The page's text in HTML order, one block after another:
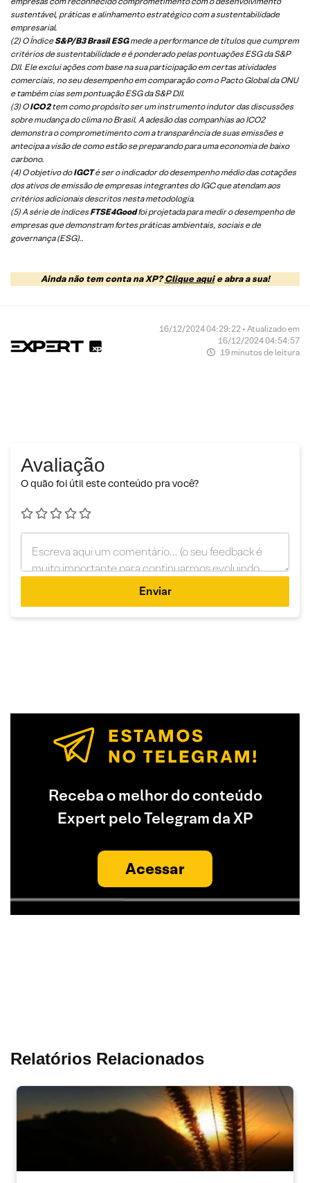
sustentável, práticas e alinhamento estratégico com a sustentabilidade
empresarial.
(2) O ÍndiceS&P/B3 Brasil ESGmede a performance de títulos que cumprem
critérios de sustentabilidade e é ponderado pelas pontuações ESG da S&P
DJI. Ele exclui ações com base na sua participação em certas atividades
comerciais, no seu desempenho em comparação com o Pacto Global da ONU
e também cias sem pontuação ESG da S&P DJI.
(3) OICO2tem como propósito ser um instrumento indutor das discussões
sobre mudança do clima no Brasil. A adesão das companhias ao ICO2
demonstra o comprometimento com a transparência de suas emissões e
antecipa a visão de como estão se preparando para uma economia de baixo
carbono.
(4) O objetivo doIGCTé ser o indicador do desempenho médio das cotações
dos ativos de emissão de empresas integrantes do IGC que atendam aos
critérios adicionais descritos nesta metodologia.
(5) A série de índicesFTSE4Goodfoi projetada para medir o desempenho de
empresas que demonstram fortes práticas ambientais, sociais e de
governança (ESG)..
Ainda não tem conta na XP?Clique aquie abra a sua!
16/12/2024 04:29:22 • Atualizado em
16/12/2024 04:54:57
19 minutos de leitura
Avaliação
O quão foi útil este conteúdo pra você?
Enviar
Receba o melhor do conteúdo
Expert pelo Telegram da XP
Acessar
Relatórios Relacionados